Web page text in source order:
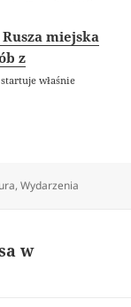
miejska
z
właśnie
,Wydarzenia
w